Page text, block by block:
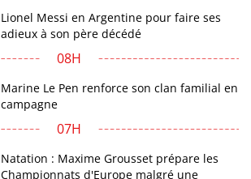
Lionel Messi en Argentine pour faire ses
adieux à son père décédé
08H
Marine Le Pen renforce son clan familial en
campagne
07H
Natation : Maxime Grousset prépare les
Championnats d'Europe malgré une